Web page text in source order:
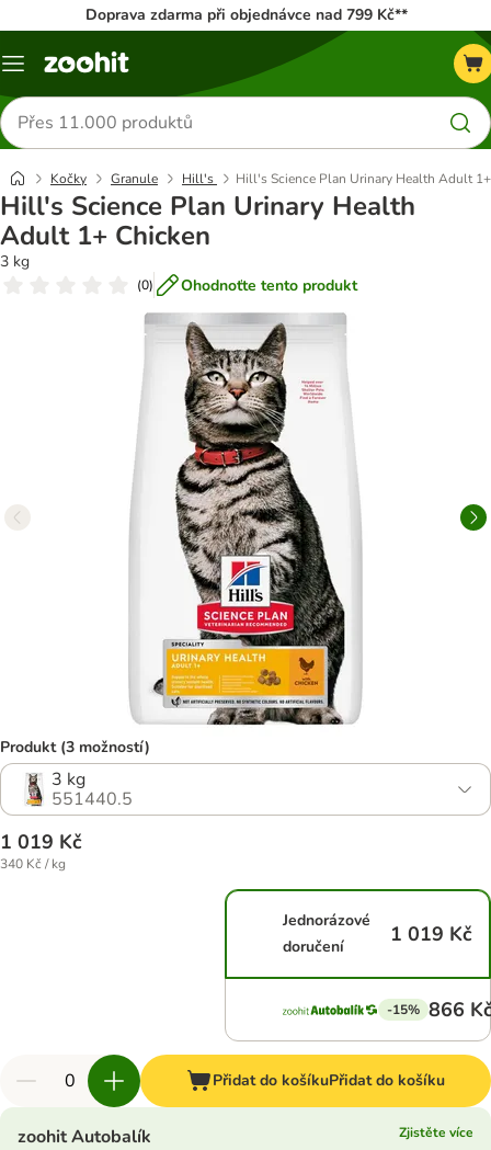
Doprava zdarma při objednávce nad 799 Kč**
Menu
Hledat
produkty
Kočky Granule Hill's Hill's Science Plan Urinary Health Adult
Hill's Science Plan Urinary Health
Adult 1+ Chicken
3 kg
(0) Ohodnoťte tento produkt
Produkt (3 možností)
3 kg
551440.5
1 019 Kč
340 Kč / kg
Jednorázové
doručení
1 019 Kč
-15% 866
Přidat do košíkuPřidat do košíku
zoohit Autobalík
Zjistěte více